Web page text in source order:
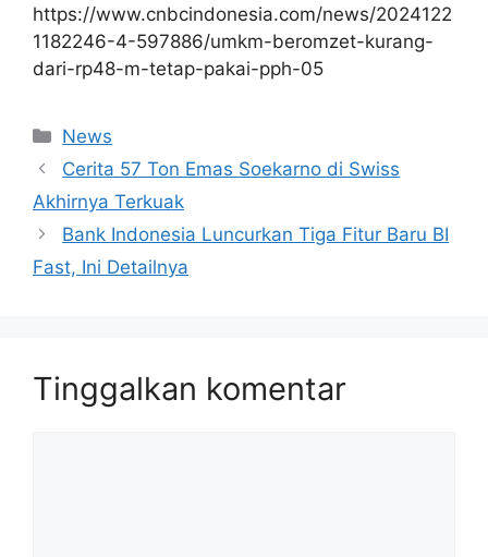
https://www.cnbcindonesia.com/news/2024122
1182246-4-597886/umkm-beromzet-kurang-
dari-rp48-m-tetap-pakai-pph-05
Kategori
News
Cerita 57 Ton Emas Soekarno di Swiss
Akhirnya Terkuak
Bank Indonesia Luncurkan Tiga Fitur Baru BI
Fast, Ini Detailnya
Tinggalkan komentar